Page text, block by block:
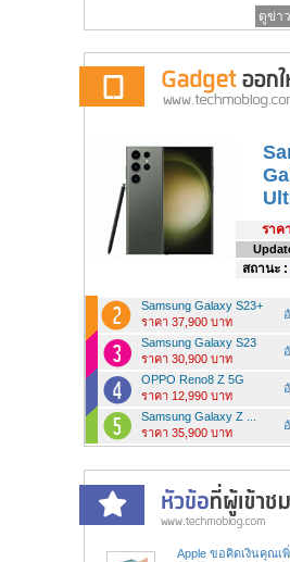
ดูข่า
ราคา
สถานะ :
Samsung Galaxy S23+
ราคา 37,900 บาท
Samsung Galaxy S23
ราคา 30,900 บาท
OPPO Reno8 Z 5G
ราคา 12,990 บาท
Samsung Galaxy Z ...
ราคา 35,900 บาท
Apple ขอคิดเงินคุณเพิ่